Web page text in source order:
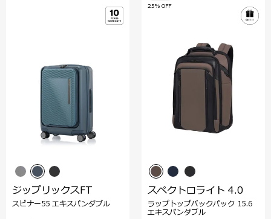
ジップリックスFT
スピナー55 エキスパンダブル
25% OFF
スペクトロライト 4.0
ラップトップバックパック 15.6
エキスパンダブル